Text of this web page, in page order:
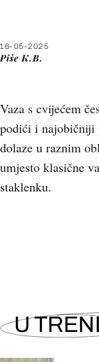
16-05-2025
Piše K.B.
Vaza s cvijećem
podići i najobičniji
dolaze u raznim
umjesto klasične
staklenku.
U